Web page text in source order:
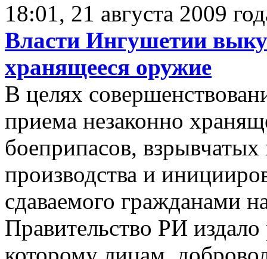
18:01, 21 августа 2009
Власти Ингушетии
хранящееся оружие
В целях
приема незаконно
боеприпасов, взрывчатых
производства и
сдаваемого гражданами
Правительство РИ